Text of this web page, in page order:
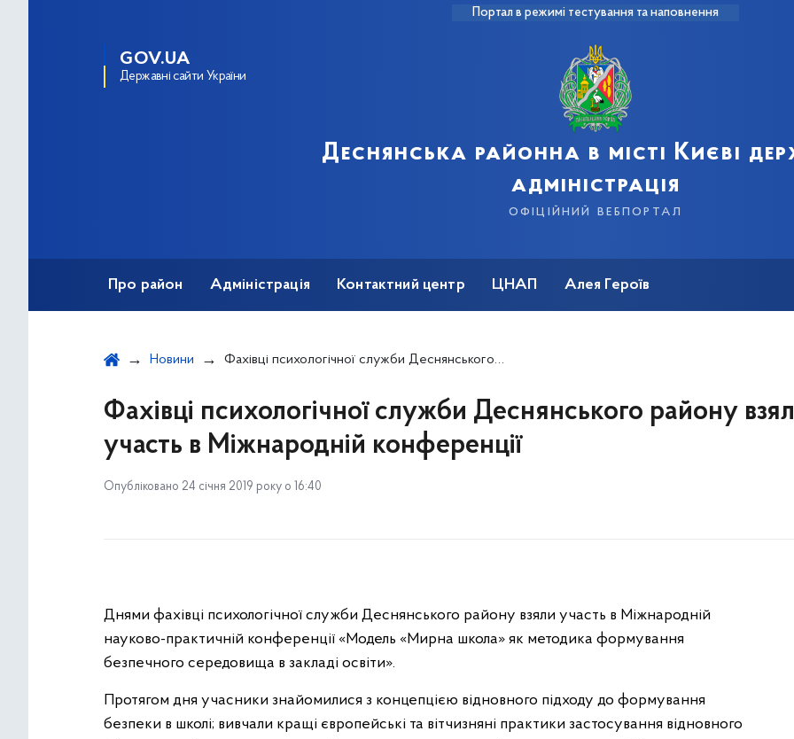
Портал в режимі тестування та наповнення
GOV.UA
Державні сайти України
Деснянська районна в місті Києві
адміністрація
офіційний вебпортал
Про район Адміністрація Контактний центр ЦНАП Алея Героїв
Новини Фахівці психологічної служби Деснянського району взяли участь в Міжнародній конференції
Фахівці психологічної служби Деснянського району
участь в Міжнародній конференції
Опубліковано 24 січня 2019 року о 16:40
Днями фахівці психологічної служби Деснянського району взяли участь в Міжнародній
науково-практичній конференції «Модель «Мирна школа» як методика формування
безпечного середовища в закладі освіти».
Протягом дня учасники знайомилися з концепцією відновного підходу до формування
безпеки в школі; вивчали кращі європейські та вітчизняні практики застосування відновного